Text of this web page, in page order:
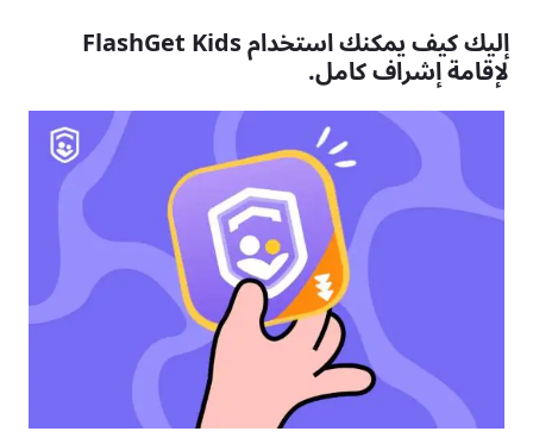
إليك كيف يمكنك استخدام FlashGet Kids
لإقامة إشراف كامل.